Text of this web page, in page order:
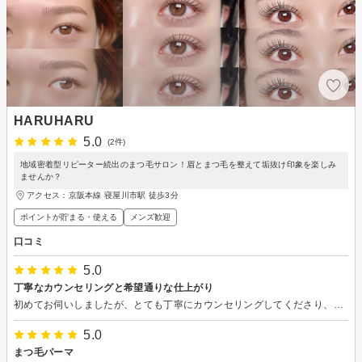
HARUHARU
5.0
(2件)
地域密着型リピーター続出のまつ毛サロン！眉とまつ毛を整えて垢抜け印象を楽しみ
ませんか？
アクセス：京阪本線 寝屋川市駅 徒歩3分
ポイントが貯まる・使える メンズ歓迎
口コミ
5.0
丁寧なカウンセリングと希望通りな仕上がり
5.0
まつ毛パーマ